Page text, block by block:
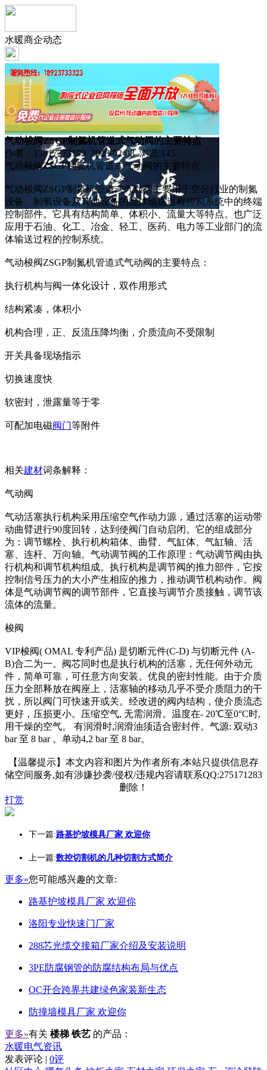
水暖商企动态
气动梭阀ZSGP制氮机管道式气动阀的主要特点
作者：13817273199 2023-02-08 浏览:145
气动梭阀ZSGP制氮机管道式气动阀的主要特点
气动梭阀ZSGP制氮机管道式气动阀主要用于空分行业的制氮
设备、制氧设备及其他设备的流体输送过程控制系统中的终端
控制部件。它具有结构简单、体积小、流量大等特点。也广泛
应用于石油、化工、冶金、轻工、医药、电力等工业部门的流
体输送过程的控制系统。
气动梭阀ZSGP制氮机管道式气动阀的主要特点：
执行机构与阀一体化设计，双作用形式
结构紧凑，体积小
机构合理，正、反流压降均衡，介质流向不受限制
开关具备现场指示
切换速度快
软密封，泄露量等于零
可配加电磁阀门等附件
相关建材词条解释：
气动阀
气动活塞执行机构采用压缩空气作动力源，通过活塞的运动带
动曲臂进行90度回转，达到使阀门自动启闭。它的组成部分
为：调节螺栓、执行机构箱体、曲臂、气缸体、气缸轴、活
塞、连杆、万向轴。气动调节阀的工作原理：气动调节阀由执
行机构和调节机构组成。执行机构是调节阀的推力部件，它按
控制信号压力的大小产生相应的推力，推动调节机构动作。阀
体是气动调节阀的调节部件，它直接与调节介质接触，调节该
流体的流量。
梭阀
VIP梭阀( OMAL 专利产品) 是切断元件(C-D) 与切断元件 (A-
B)合二为一。阀芯同时也是执行机构的活塞，无任何外动元
件，简单可靠，可任意方向安装。优良的密封性能。由于介质
压力全部释放在阀座上，活塞轴的移动几乎不受介质阻力的干
扰，所以阀门可快速开或关。经改进的阀内结构，使介质流态
更好，压损更小。压缩空气, 无需润滑。温度在- 20℃至0°C时,
用干燥的空气。 有润滑时,润滑油须适合密封件。气源: 双动3
bar 至 8 bar 。单动4,2 bar 至 8 bar。
【温馨提示】本文内容和图片为作者所有,本站只提供信息存
储空间服务,如有涉嫌抄袭/侵权/违规内容请联系QQ:275171283
删除！
打赏
下一篇:路基护坡模具厂家 欢迎你
上一篇:数控切割机的几种切割方式简介
更多»您可能感兴趣的文章:
路基护坡模具厂家 欢迎你
洛阳专业快速门厂家
288芯光缆交接箱厂家介绍及安装说明
3PE防腐钢管的防腐结构布局与优点
OC开合跨界共建绿色家装新生态
防撞墙模具厂家 欢迎你
更多»有关 楼梯 铁艺 的产品：
水暖电气资讯
发表评论 | 0评